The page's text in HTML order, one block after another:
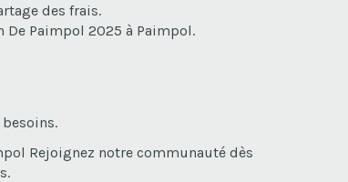
des frais.
De Paimpol 2025 à Paimpol.
Rejoignez notre communauté dès